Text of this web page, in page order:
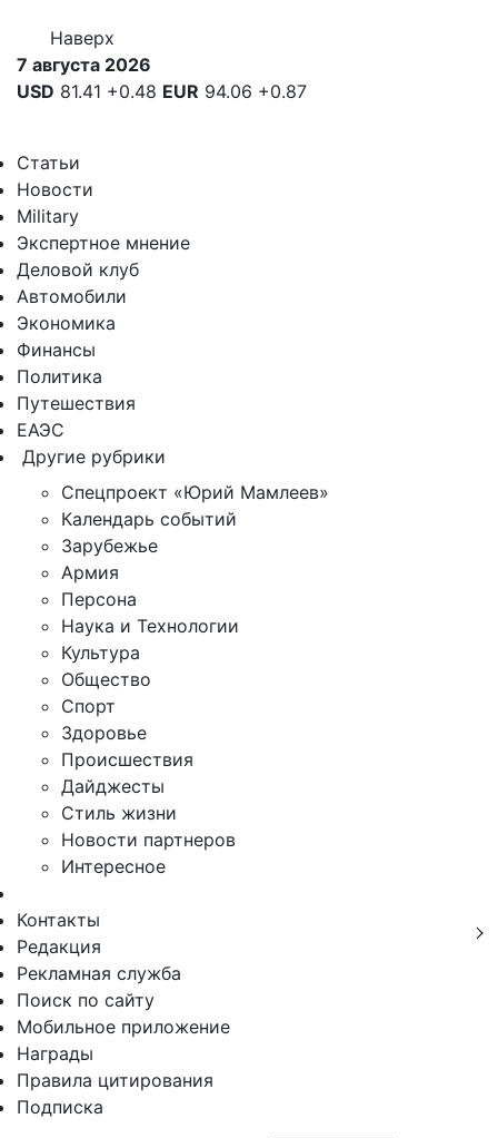
Наверх
7 августа 2026
USD 81.41 +0.48 EUR 94.06 +0.87
Статьи
Новости
Military
Экспертное мнение
Деловой клуб
Автомобили
Экономика
Финансы
Политика
Путешествия
ЕАЭС
Другие рубрики
Спецпроект «Юрий Мамлеев»
Календарь событий
Зарубежье
Армия
Персона
Наука и Технологии
Культура
Общество
Спорт
Здоровье
Происшествия
Дайджесты
Стиль жизни
Новости партнеров
Интересное
Контакты
Редакция
Рекламная служба
Поиск по сайту
Мобильное приложение
Награды
Правила цитирования
Подписка